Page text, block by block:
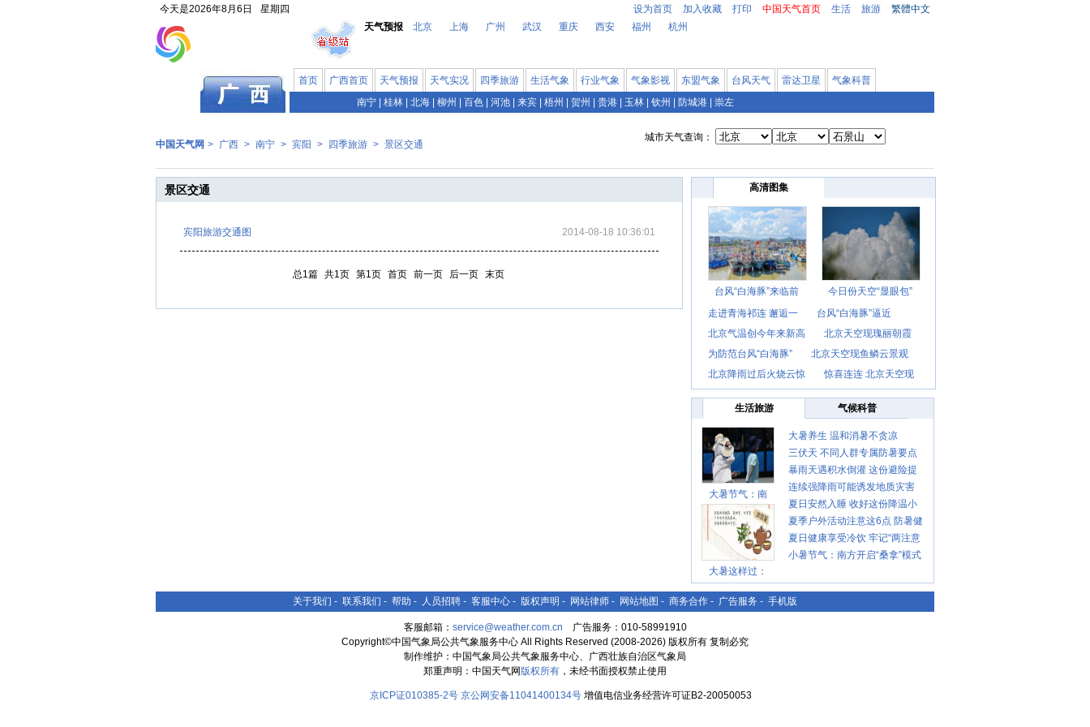
今天是2026年8月6日 星期四 设为首页 加入收藏 打印 中国天气首页 生活 旅游
繁體中文
天气预报
北京 上海 广州 武汉 重庆 西安 福州 杭州
首页 广西首页 天气预报 天气实况 四季旅游 生活气象 行业气象 气象影视 东盟气象 台风天气 雷达卫星
气象科普
南宁
桂林 北海 柳州 百色 河池 来宾 梧州 贺州 贵港 玉林 钦州 防城港 崇左
中国天气网 > 广西 > 南宁 > 宾阳 > 四季旅游 > 景区交通
城市天气查询：
景区交通
宾阳旅游交通图 2014-08-18 10:36:01
总1篇 共1页 第1页 首页 前一页 后一页 末页
高清图集
台风“白海豚”来临前
今日份天空“显眼包”
走进青海祁连 邂逅一
台风“白海豚”逼近
北京气温创今年来新高
北京天空现瑰丽朝霞
为防范台风“白海豚”
北京天空现鱼鳞云景观
北京降雨过后火烧云惊
惊喜连连 北京天空现
生活旅游 气候科普
大暑节气：南
大暑这样过：
大暑养生 温和消暑不贪凉
三伏天 不同人群专属防暑要点
请收好
暴雨天遇积水倒灌 这份避险提
示请收好
连续强降雨可能诱发地质灾害
这些前兆要知道
夏日安然入睡 收好这份降温小
贴士
夏季户外活动注意这6点 防暑健
身两不误
夏日健康享受冷饮 牢记“两注意
一控制”
小暑节气：南方开启“桑拿”模式
关于我们 - 联系我们 - 帮助 - 人员招聘 - 客服中心 - 版权声明 - 网站律师 - 网站地图 - 商务合作 - 广告服务 - 手机版
客服邮箱： service@weather.com.cn 广告服务：010-58991910
Copyright©中国气象局公共气象服务中心 All Rights Reserved (2008-2026) 版权所有 复制必究
制作维护：中国气象局公共气象服务中心、广西壮族自治区气象局
郑重声明：中国天气网 版权所有 ，未经书面授权禁止使用
京ICP证010385-2号 京公网安备11041400134号增值电信业务经营许可证B2-20050053